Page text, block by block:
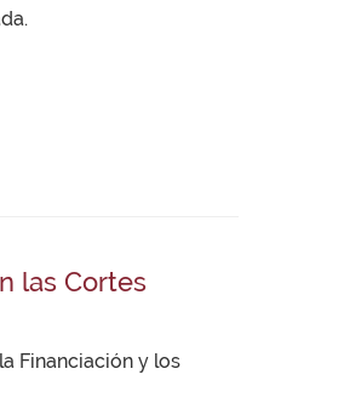
las Cortes
Financiación y los